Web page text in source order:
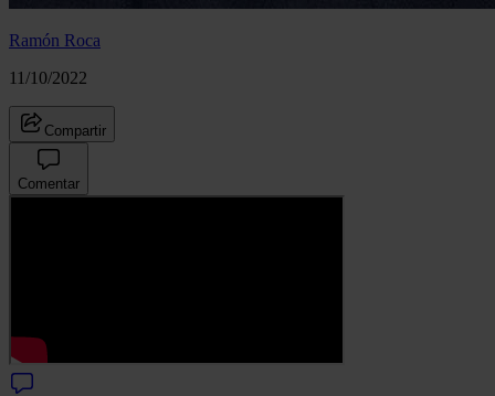
Ramón Roca
11/10/2022
Compartir
Comentar